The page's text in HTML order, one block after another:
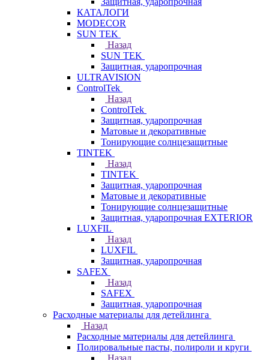
КАТАЛОГИ
MODECOR
SUN TEK
Назад
SUN TEK
Защитная, ударопрочная
ULTRAVISION
ControlTek
Назад
ControlTek
Защитная, ударопрочная
Матовые и декоративные
Тонирующие солнцезащитные
TINTEK
Назад
TINTEK
Защитная, ударопрочная
Матовые и декоративные
Тонирующие солнцезащитные
Защитная, ударопрочная EXTERIOR
LUXFIL
Назад
LUXFIL
Защитная, ударопрочная
SAFEX
Назад
SAFEX
Защитная, ударопрочная
Расходные материалы для детейлинга
Назад
Расходные материалы для детейлинга
Полировальные пасты, полироли и круги
Назад